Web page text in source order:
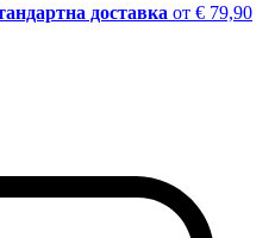
доставка от € 79,90